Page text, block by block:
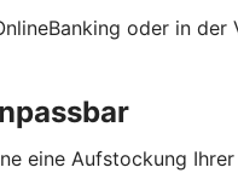
oder in der
eine Aufstockung